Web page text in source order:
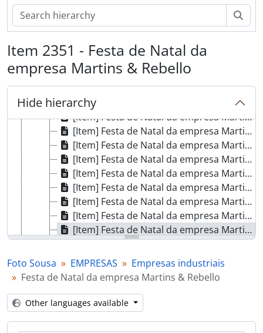
Item 2351 - Festa de Natal da
empresa Martins & Rebello
Hide hierarchy
[Item] Fechadura de segredo e luminosa
[Item] Fechadura
[Item] Indústrias Reunidas
[Item] Festa de Natal da empresa Martins & Rebello
[Item] Festa de Natal da empresa Martins & Rebello
[Item] Festa de Natal da empresa Martins & Rebello
[Item] Festa de Natal da empresa Martins & Rebello
[Item] Festa de Natal da empresa Martins & Rebello
[Item] Festa de Natal da empresa Martins & Rebello
[Item] Festa de Natal da empresa Martins & Rebello
[Item] Festa de Natal da empresa Martins & Rebello
[Item] Festa de Natal da empresa Martins & Rebello
[Item] Festa de Natal da empresa Martins & Rebello
[Item] Festa de Natal da empresa Martins & Rebello
[Item] Festa de Natal da empresa Martins & Rebello
[Item] Festa de Natal da empresa Martins & Rebello
[Item] Festa de Natal da empresa Martins & Rebello
[Item] Festa de Natal da empresa Martins & Rebello
[Item] Festa de Natal da empresa Martins & Rebello
[Item] Festa de Natal da empresa Martins & Rebello
[Item] Festa de Natal da empresa Martins & Rebello
[Item] Festa de Natal da empresa Martins & Rebello
[Item] Festa de Natal da empresa Martins & Rebello
[Item] Festa de Natal da empresa Martins & Rebello
Foto Sousa EMPRESAS
Empresas industriais
Festa de Natal da empresa Martins & Rebello
Other languages available